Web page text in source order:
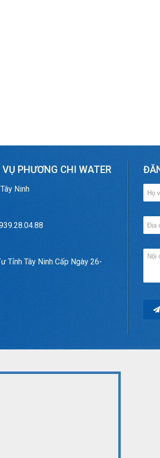
PHƯƠNG CHI WATER
Ninh
Tỉnh Tây Ninh Cấp Ngày 26-